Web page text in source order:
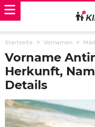
Startseite Vornamen
Vorname
Herkunft,
Details